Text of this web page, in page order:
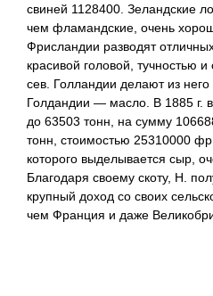
свиней 1128400. Зеландские
чем фламандские, очень
Фрисландии разводят
красивой головой, тучностью
сев. Голландии делают из
Голдандии — масло. В 1885 г.
до 63503 тонн, на сумму
тонн, стоимостью 25310000
которого выделывается сыр,
Благодаря своему скоту, Н.
крупный доход со своих
чем Франция и даже